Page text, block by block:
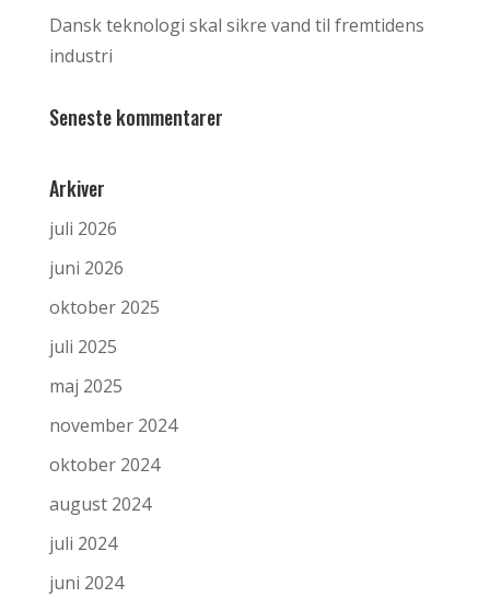
Dansk teknologi skal sikre vand til fremtidens
industri
Seneste kommentarer
Arkiver
juli 2026
juni 2026
oktober 2025
juli 2025
maj 2025
november 2024
oktober 2024
august 2024
juli 2024
juni 2024